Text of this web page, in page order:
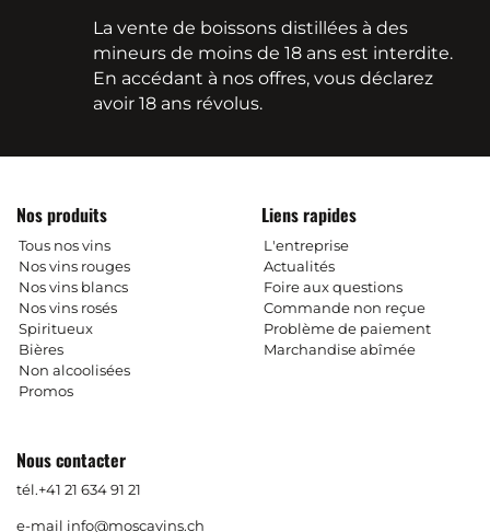
La vente de boissons distillées à des
mineurs de moins de 18 ans est interdite.
En accédant à nos offres, vous déclarez
avoir 18 ans révolus.
Nos produits
Tous nos vins
Nos vins rouges
Nos vins blancs
Nos vins rosés
Spiritueux
Bières
Non alcoolisées
Promos
Liens rapides
L'entreprise
Actualités
Foire aux questions
Commande non reçue
Problème de paiement
Marchandise abîmée
Nous contacter
tél.+41 21 634 91 21
e-mail info@moscavins.ch